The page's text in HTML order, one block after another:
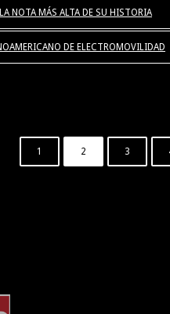
NOTA MÁS ALTA DE SU HISTORIA
DE ELECTROMOVILIDAD
1 2 3